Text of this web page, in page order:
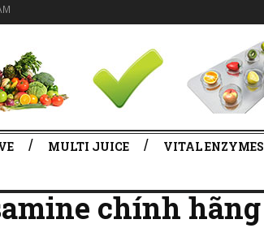
MULTI JUICE VITAL ENZYMES
chính hãng